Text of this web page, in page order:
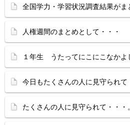
全国学力・学習状況調査結果がま
人権週間のまとめとして・・・
１年生 うたってにこにこなかよ
今日もたくさんの人に見守られて
たくさんの人に見守られて・・・。